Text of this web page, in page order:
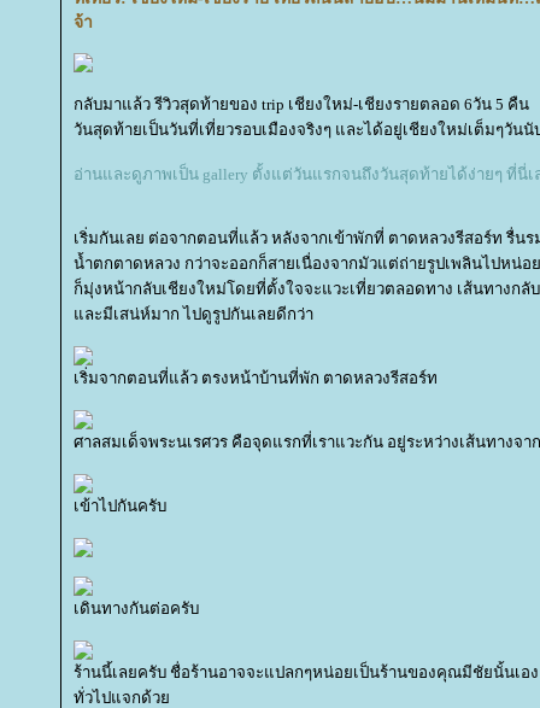
จ้า
กลับมาแล้ว รีวิวสุดท้ายของ trip เชียงใหม่-เชียงรายตลอด 6วัน 5 คืน
วันสุดท้ายเป็นวันที่เที่ยวรอบเมืองจริงๆ และได้อยู่เชียงใหม่เต็มๆวัน
อ่านและดูภาพเป็น gallery ตั้งแต่วันแรกจนถึงวันสุดท้ายได้ง่ายๆ ที่นี่
เริ่มกันเลย ต่อจากตอนที่แล้ว หลังจากเข้าพักที่ ตาดหลวงรีสอร์ท รื่น
น้ำตกตาดหลวง กว่าจะออกก็สายเนื่องจากมัวแต่ถ่ายรูปเพลินไปหน่อ
ก็มุ่งหน้ากลับเชียงใหม่โดยที่ตั้งใจจะแวะเที่ยวตลอดทาง เส้นทางกลั
ละมีเสน่ห์มาก ไปดูรูปกันเลยดีกว่า
เริ่มจากตอนที่แล้ว ตรงหน้าบ้านที่พัก ตาดหลวงรีสอร์ท
ศาลสมเด็จพระนเรศวร คือจุดแรกที่เราแวะกัน อยู่ระหว่างเส้นทางจา
เข้าไปกันครับ
เดินทางกันต่อครับ
ร้านนี้เลยครับ ชื่อร้านอาจจะแปลกๆหน่อยเป็นร้านของคุณมีชัยนั้นเอ
ทั่วไปแจกด้ว